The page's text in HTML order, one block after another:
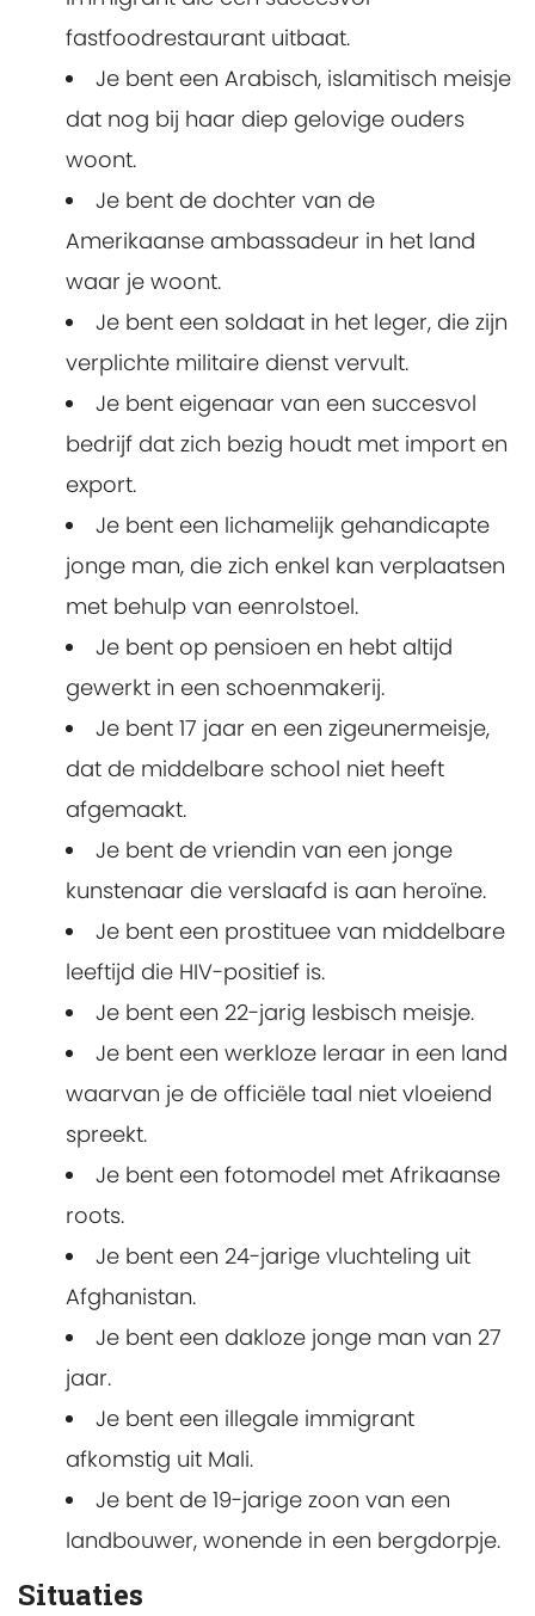
fastfoodrestaurant uitbaat.
Je bent een Arabisch, islamitisch meisje
dat nog bij haar diep gelovige ouders
woont.
Je bent de dochter van de
Amerikaanse ambassadeur in het land
waar je woont.
Je bent een soldaat in het leger, die zijn
verplichte militaire dienst vervult.
Je bent eigenaar van een succesvol
bedrijf dat zich bezig houdt met import en
export.
Je bent een lichamelijk gehandicapte
jonge man, die zich enkel kan verplaatsen
met behulp van eenrolstoel.
Je bent op pensioen en hebt altijd
gewerkt in een schoenmakerij.
Je bent 17 jaar en een zigeunermeisje,
dat de middelbare school niet heeft
afgemaakt.
Je bent de vriendin van een jonge
kunstenaar die verslaafd is aan heroïne.
Je bent een prostituee van middelbare
leeftijd die HIV-positief is.
Je bent een 22-jarig lesbisch meisje.
Je bent een werkloze leraar in een land
waarvan je de officiële taal niet vloeiend
spreekt.
Je bent een fotomodel met Afrikaanse
roots.
Je bent een 24-jarige vluchteling uit
Afghanistan.
Je bent een dakloze jonge man van 27
jaar.
Je bent een illegale immigrant
afkomstig uit Mali.
Je bent de 19-jarige zoon van een
landbouwer, wonende in een bergdorpje.
Situaties